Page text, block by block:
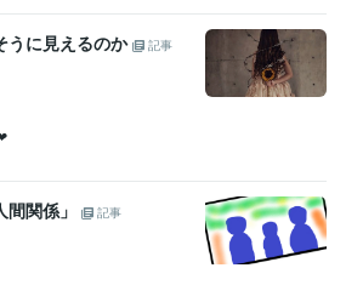
うに見えるのか
記事
間関係」
記事